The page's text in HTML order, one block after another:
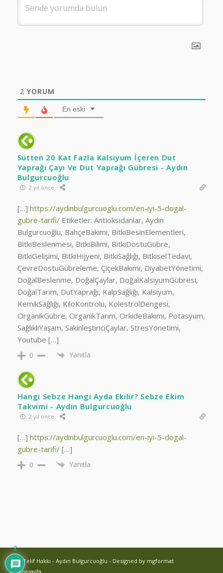
2 YORUM
En eski
Sütten 20 Kat Fazla Kalsiyum İçeren Dut
Yaprağı Çayı Ve Dut Yaprağı Gübresi - Aydın
Bulgurcuoğlu
2 yıl önce
[…] https://aydinbulgurcuoglu.com/en-iyi-5-dogal-
gubre-tarifi/Etiketler: Antioksidanlar, Aydın
Bulgurcuoğlu, BahçeBakımı, BitkiBesinElementleri,
BitkiBeslenmesi, BitkiBilimi, BitkiDostuGübre,
BitkiGelişimi, BitkiHijyeni, BitkiSağlığı, BitkiselTedavi,
ÇevreDostuGübreleme, ÇiçekBakımı, DiyabetYönetimi,
DoğalBeslenme, DoğalÇaylar, DoğalKalsiyumGübresi,
DoğalTarım, DutYaprağı, KalpSağlığı, Kalsiyum,
KemikSağlığı, KiloKontrolü, KolestrolDengesi,
OrganikGübre, OrganikTarım, OrkideBakımı, Potasyum,
SağlıklıYaşam, SakinleştiriciÇaylar, StresYönetimi,
Youtube […]
0 Yanıtla
Hangi Sebze Hangi Ayda Ekilir? Sebze Ekim
Takvimi - Aydın Bulgurcuoğlu
2 yıl önce
[…] https://aydinbulgurcuoglu.com/en-iyi-5-dogal-
gubre-tarifi/[…]
0 Yanıtla
© Telif Hakkı - Aydın Bulgurcuoğlu - Designed by mgformat
Anasayfa
2